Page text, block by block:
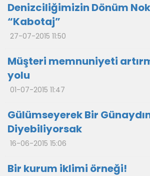
Denizciliğimizin Dönüm
“Kabotaj”
27-07-2015 11:50
Müşteri memnuniyeti
yolu
01-07-2015 11:47
Gülümseyerek Bir
Diyebiliyorsak
16-06-2015 15:06
Bir kurum iklimi örneği!